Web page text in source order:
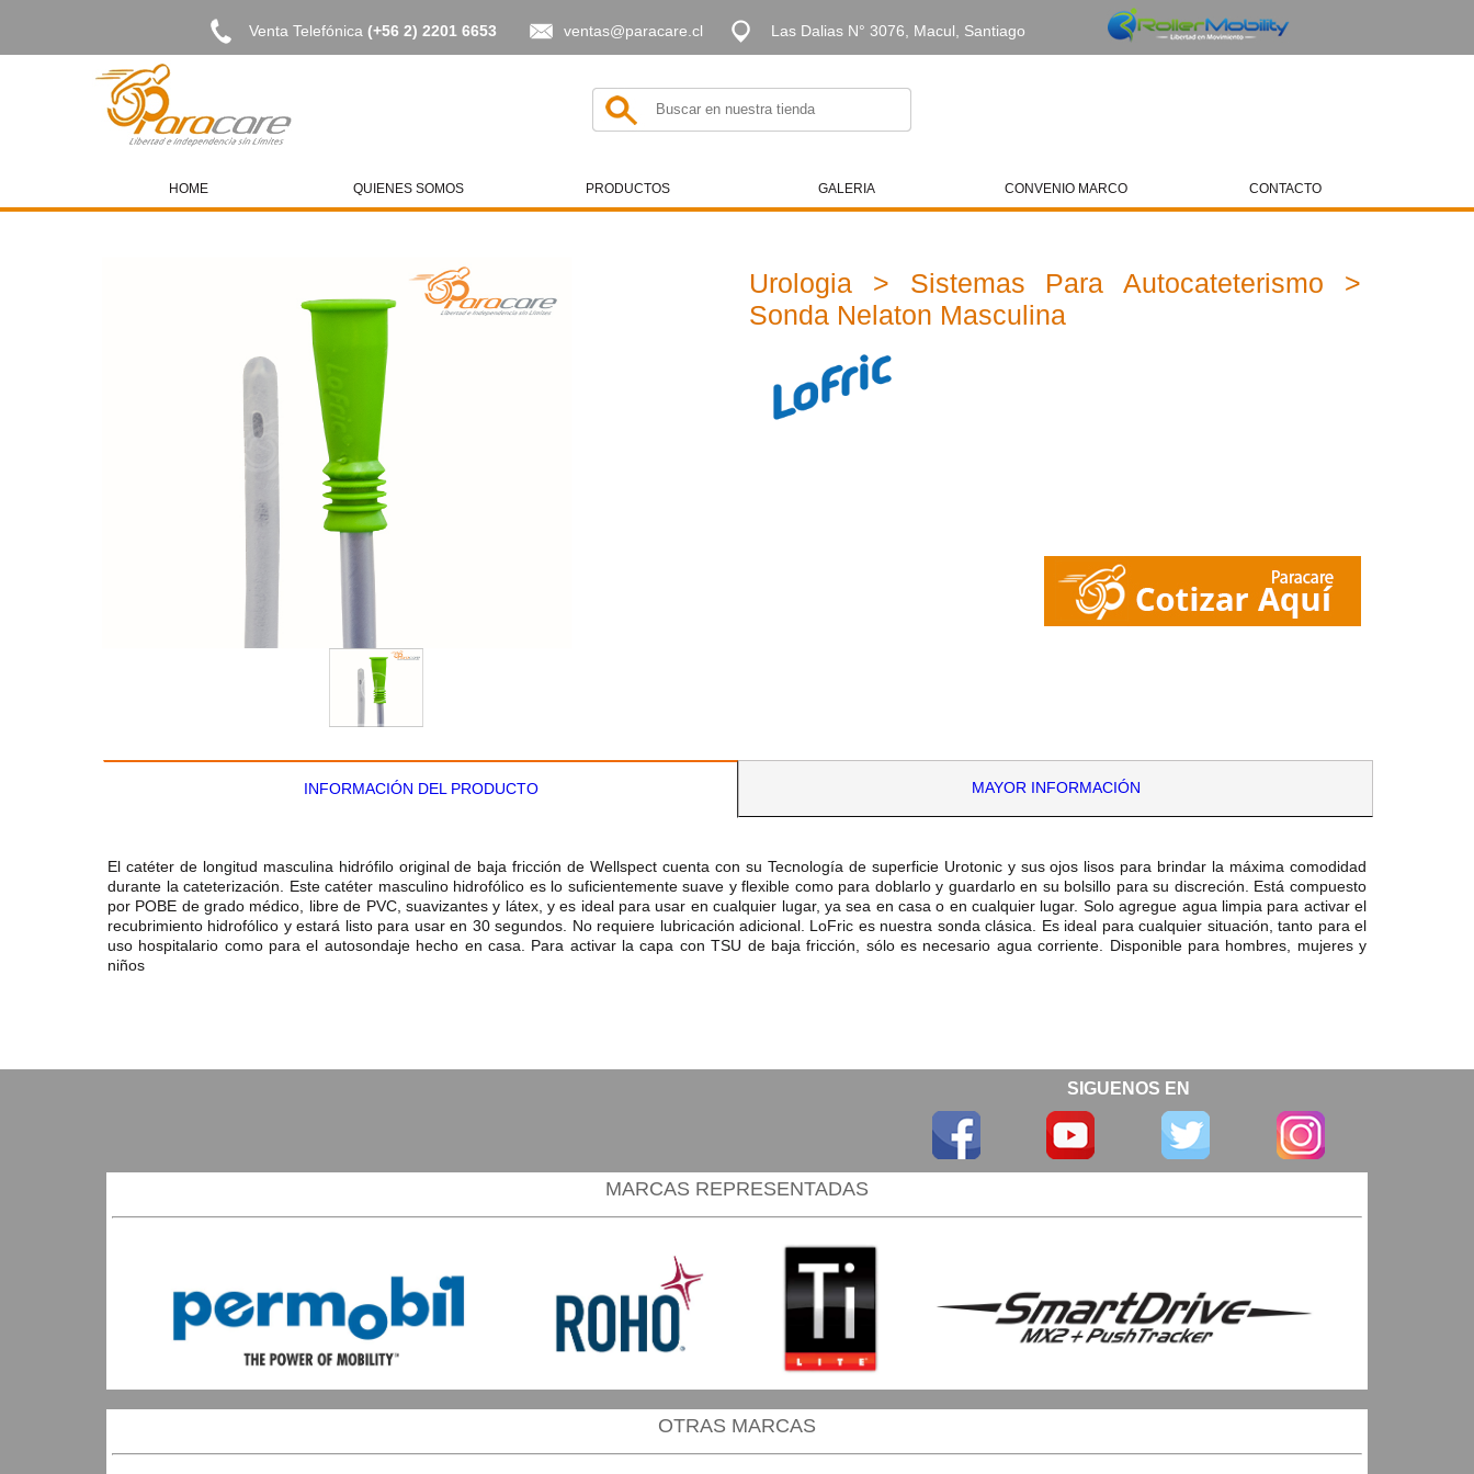
Venta Telefónica(+56 2) 2201 6653 ventas@paracare.cl Las Dalias N° 3076, Macul, Santiago
HOME QUIENES SOMOS PRODUCTOS GALERIA CONVENIO MARCO CONTACTO
Urologia > Sistemas Para Autocateterismo >
Sonda Nelaton Masculina
INFORMACIÓN DEL PRODUCTO MAYOR INFORMACIÓN
El catéter de longitud masculina hidrófilo original de baja fricción de Wellspect cuenta con su Tecnología de superficie Urotonic y sus ojos lisos para brindar la máxima comodidad
durante la cateterización. Este catéter masculino hidrofólico es lo suficientemente suave y flexible como para doblarlo y guardarlo en su bolsillo para su discreción. Está compuesto
por POBE de grado médico, libre de PVC, suavizantes y látex, y es ideal para usar en cualquier lugar, ya sea en casa o en cualquier lugar. Solo agregue agua limpia para activar el
recubrimiento hidrofólico y estará listo para usar en 30 segundos. No requiere lubricación adicional. LoFric es nuestra sonda clásica. Es ideal para cualquier situación, tanto para el
uso hospitalario como para el autosondaje hecho en casa. Para activar la capa con TSU de baja fricción, sólo es necesario agua corriente. Disponible para hombres, mujeres y
niños
SIGUENOS EN
MARCAS REPRESENTADAS
OTRAS MARCAS